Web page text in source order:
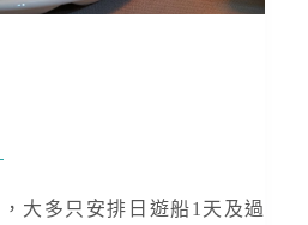
，大多只安排日遊船1天及過